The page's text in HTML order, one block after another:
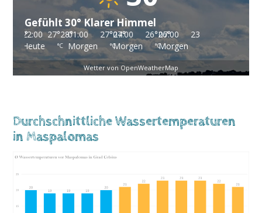
Gefühlt30° Klarer Himmel
28°
Morgen
01:00 27°27°
°CMorgen
04:00 26°26°
°CMorgen
07:00 23°23°
°CMorgen
10:00 27
Wetter von OpenWeatherMap
Durchschnittliche Wassertemperaturen
in Maspalomas